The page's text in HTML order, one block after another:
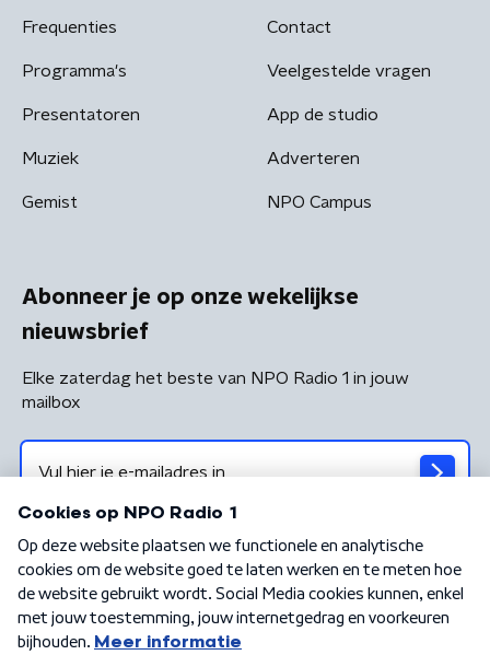
Frequenties
Programma's
Presentatoren
Muziek
Gemist
Contact
Veelgestelde vragen
App de studio
Adverteren
NPO Campus
Abonneer je op onze wekelijkse
nieuwsbrief
Elke zaterdag het beste van NPO Radio 1 in jouw
mailbox
Algemene voorwaarden